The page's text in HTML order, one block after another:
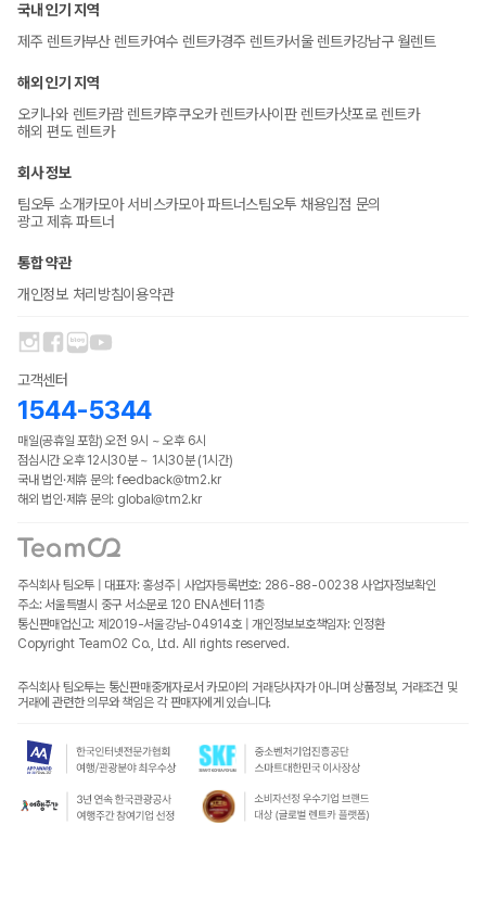
국내 인기 지역
제주 렌트카부산 렌트카여수 렌트카경주 렌트카서울 렌트카강남구 월렌트
해외 인기 지역
오키나와 렌트카괌 렌트카후쿠오카 렌트카사이판 렌트카삿포로 렌트카
해외 편도 렌트카
회사 정보
팀오투 소개카모아 서비스카모아 파트너스팀오투 채용입점 문의
광고 제휴 파트너
통합 약관
개인정보 처리방침이용약관
고객센터
1544-5344
매일(공휴일 포함) 오전 9시 ~ 오후 6시
점심시간 오후 12시30분 ~ 1시30분 (1시간)
국내 법인·제휴 문의: feedback@tm2.kr
해외 법인·제휴 문의: global@tm2.kr
주식회사 팀오투 | 대표자: 홍성주 | 사업자등록번호: 286-88-00238 사업자정보확인
주소: 서울특별시 중구 서소문로 120 ENA센터 11층
통신판매업신고: 제2019-서울강남-04914호 | 개인정보보호책임자: 인정환
Copyright TeamO2 Co., Ltd. All rights reserved.
주식회사 팀오투는 통신판매중개자로서 카모아의 거래당사자가 아니며 상품정보, 거래조건 및
거래에 관련한 의무와 책임은 각 판매자에게 있습니다.